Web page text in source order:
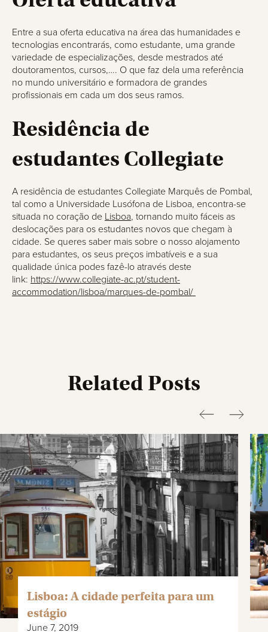
Entre a sua oferta educativa na área das humanidades e
tecnologias encontrarás, como estudante, uma grande
variedade de especializações, desde mestrados até
doutoramentos, cursos,…. O que faz dela uma referência
no mundo universitário e formadora de grandes
profissionais em cada um dos seus ramos.
Residência de
estudantes Collegiate
A residência de estudantes Collegiate Marquês de Pombal,
tal como a Universidade Lusófona de Lisboa, encontra-se
situada no coração de Lisboa, tornando muito fáceis as
deslocações para os estudantes novos que chegam à
cidade. Se queres saber mais sobre o nosso alojamento
para estudantes, os seus preços imbatíveis e a sua
qualidade única podes fazê-lo através deste
link: https://www.collegiate-ac.pt/student-
accommodation/lisboa/marques-de-pombal/
Related Posts
Lisboa: A cidade perfeita para um
estágio
June 7, 2019